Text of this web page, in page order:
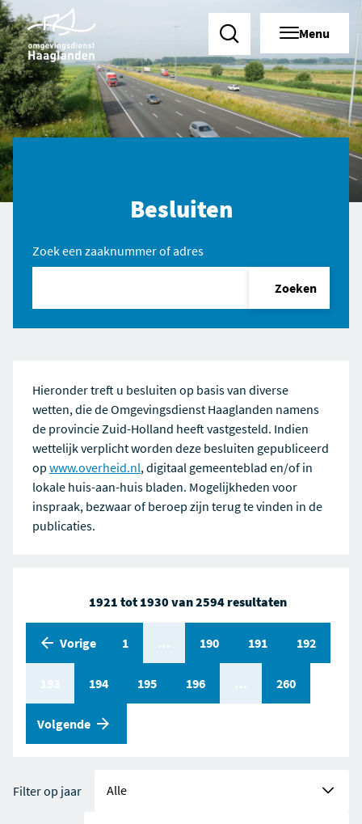
Zoeken Menu
Besluiten
Zoek een zaaknummer of adres
Zoeken
Hieronder treft u besluiten op basis van diverse
wetten, die de Omgevingsdienst Haaglanden namens
de provincie Zuid-Holland heeft vastgesteld. Indien
wettelijk verplicht worden deze besluiten gepubliceerd
op www.overheid.nl, digitaal gemeenteblad en/of in
lokale huis-aan-huis bladen. Mogelijkheden voor
inspraak, bezwaar of beroep zijn terug te vinden in de
publicaties.
1921 tot 1930 van 2594 resultaten
Vorige Pagina
1 Pagina
… Pagina
190 Pagina
191 Pagina
192
Pagina
193 Pagina
194 Pagina
195 Pagina
196 Pagina
… Pagina
260
Volgende pagina
Filter op jaar